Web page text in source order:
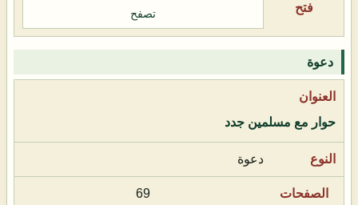
تصفح
دعوة
حوار مع مسلمين جدد
دعوة
69